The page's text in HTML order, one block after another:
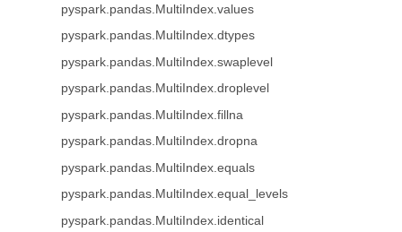
pyspark.pandas.MultiIndex.values
pyspark.pandas.MultiIndex.dtypes
pyspark.pandas.MultiIndex.swaplevel
pyspark.pandas.MultiIndex.droplevel
pyspark.pandas.MultiIndex.fillna
pyspark.pandas.MultiIndex.dropna
pyspark.pandas.MultiIndex.equals
pyspark.pandas.MultiIndex.equal_levels
pyspark.pandas.MultiIndex.identical